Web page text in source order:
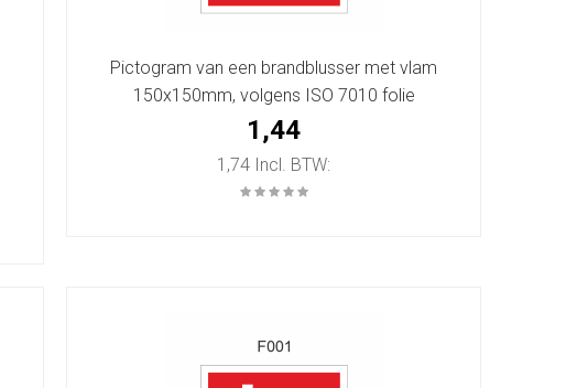
Pictogram van een brandblusser met vlam
150x150mm, volgens ISO 7010 folie
1,44
1,74 Incl. BTW: